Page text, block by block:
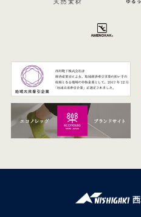
ク賞受賞
2012年6月
あしサポ転倒予防靴下が奈
事業に採択
奈良県の奈良発ニュービジ